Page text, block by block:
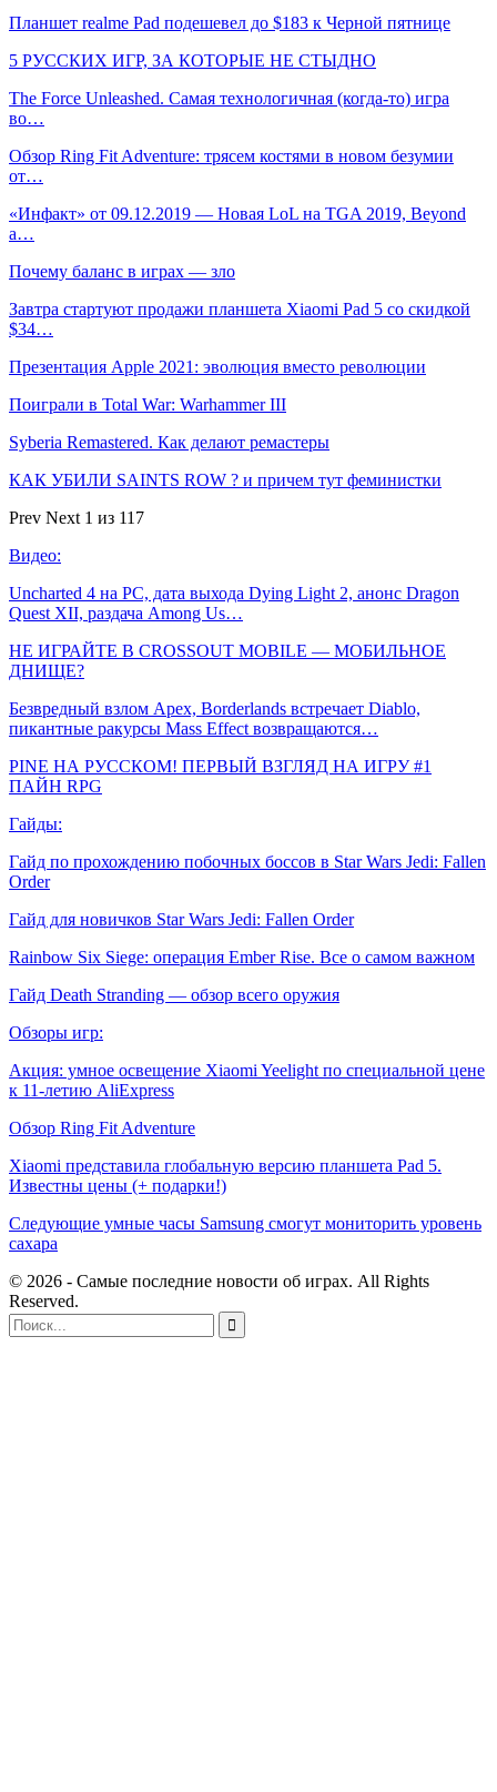
Планшет realme Pad подешевел до $183 к Черной пятнице
5 РУССКИХ ИГР, ЗА КОТОРЫЕ НЕ СТЫДНО
The Force Unleashed. Самая технологичная (когда-то) игра
во…
Обзор Ring Fit Adventure: трясем костями в новом безумии
от…
«Инфакт» от 09.12.2019 — Новая LoL на TGA 2019, Beyond
a…
Почему баланс в играх — зло
Завтра стартуют продажи планшета Xiaomi Pad 5 со скидкой
$34…
Презентация Apple 2021: эволюция вместо революции
Поиграли в Total War: Warhammer III
Syberia Remastered. Как делают ремастеры
КАК УБИЛИ SAINTS ROW ? и причем тут феминистки
Prev Next 1 из 117
Видео:
Uncharted 4 на PC, дата выхода Dying Light 2, анонс Dragon
Quest XII, раздача Among Us…
НЕ ИГРАЙТЕ В CROSSOUT MOBILE — МОБИЛЬНОЕ
ДНИЩЕ?
Безвредный взлом Apex, Borderlands встречает Diablo,
пикантные ракурсы Mass Effect возвращаются…
PINE НА РУССКОМ! ПЕРВЫЙ ВЗГЛЯД НА ИГРУ #1
ПАЙН RPG
Гайды:
Гайд по прохождению побочных боссов в Star Wars Jedi: Fallen
Order
Гайд для новичков Star Wars Jedi: Fallen Order
Rainbow Six Siege: операция Ember Rise. Все о самом важном
Гайд Death Stranding — обзор всего оружия
Обзоры игр:
Акция: умное освещение Xiaomi Yeelight по специальной цене
к 11-летию AliExpress
Обзор Ring Fit Adventure
Xiaomi представила глобальную версию планшета Pad 5.
Известны цены (+ подарки!)
Следующие умные часы Samsung смогут мониторить уровень
сахара
© 2026 - Самые последние новости об играх. All Rights
Reserved.